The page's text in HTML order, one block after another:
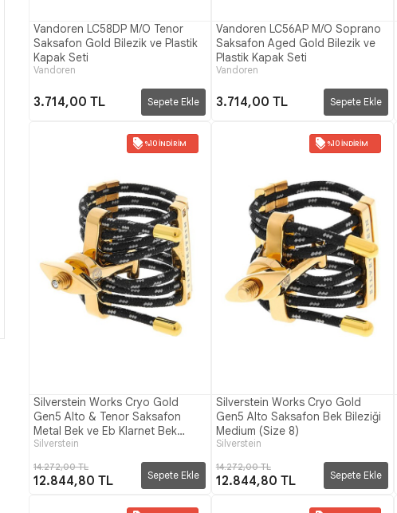
Vandoren LC58DP M/O Tenor
Saksafon Gold Bilezik ve Plastik
Kapak Seti
Vandoren
3.714,00 TL Sepete Ekle
Vandoren LC56AP M/O Soprano
Saksafon Aged Gold Bilezik ve
Plastik Kapak Seti
Vandoren
3.714,00 TL Sepete Ekle
%10 İNDIRIM
Silverstein Works Cryo Gold
Gen5 Alto & Tenor Saksafon
Metal Bek ve Eb Klarnet Bek
Bileziği Medium (Size 4)
Silverstein
14.272,00 TL
12.844,80 TL Sepete Ekle
%10 İNDIRIM
Silverstein Works Cryo Gold
Gen5 Alto Saksafon Bek Bileziği
Medium (Size 8)
Silverstein
14.272,00 TL
12.844,80 TL Sepete Ekle